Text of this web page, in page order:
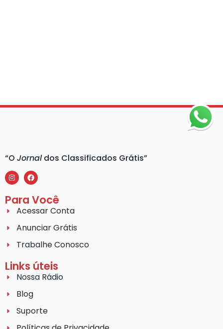
“O Jornaldos Classificados Grátis”
Para Você
Acessar Conta
Anunciar Grátis
Trabalhe Conosco
Links úteis
Nossa Rádio
Blog
Suporte